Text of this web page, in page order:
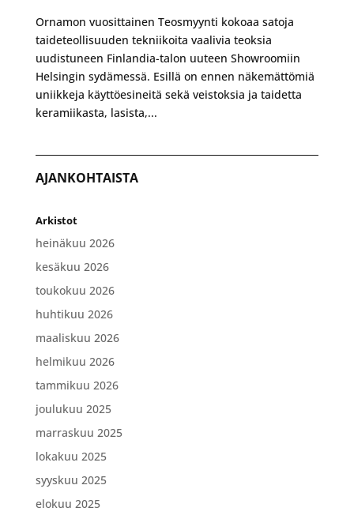
Ornamon vuosittainen Teosmyynti kokoaa satoja
taideteollisuuden tekniikoita vaalivia teoksia
uudistuneen Finlandia-talon uuteen Showroomiin
Helsingin sydämessä. Esillä on ennen näkemättömiä
uniikkeja käyttöesineitä sekä veistoksia ja taidetta
keramiikasta, lasista,...
AJANKOHTAISTA
Arkistot
heinäkuu 2026
kesäkuu 2026
toukokuu 2026
huhtikuu 2026
maaliskuu 2026
helmikuu 2026
tammikuu 2026
joulukuu 2025
marraskuu 2025
lokakuu 2025
syyskuu 2025
elokuu 2025